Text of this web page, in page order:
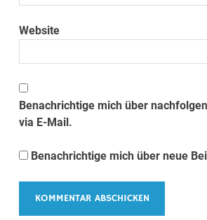
Website
Benachrichtige mich über
via E-Mail.
Benachrichtige mich über neue